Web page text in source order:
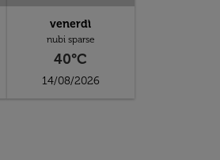
venerdì
nubi sparse
40°C
14/08/2026